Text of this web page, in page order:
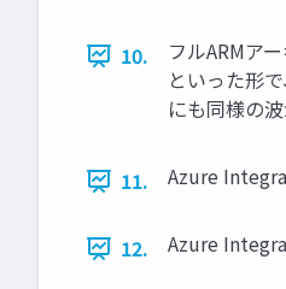
10.
フルARMア
といった形
にも同様の
11. Azure
12. Azure